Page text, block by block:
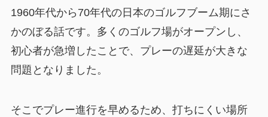
1960年代から70年代の日本のゴルフブーム期にさ
かのぼる話です。多くのゴルフ場がオープンし、
初心者が急増したことで、プレーの遅延が大きな
問題となりました。
そこでプレー進行を早めるため、打ちにくい場所